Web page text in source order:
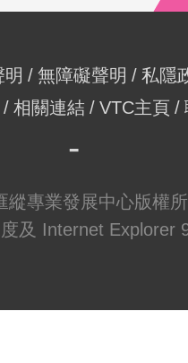
明 無障礙聲明
私隱
相關連結 VTC主頁
縱專業發展中心版權
及 Internet Explorer